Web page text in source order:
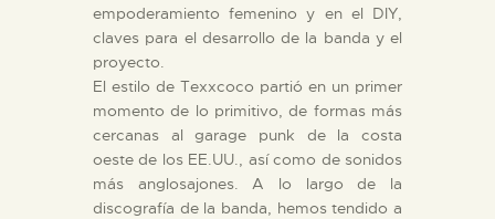
empoderamiento femenino y en el DIY,
claves para el desarrollo de la banda y el
proyecto.
El estilo de Texxcoco partió en un primer
momento de lo primitivo, de formas más
cercanas al garage punk de la costa
oeste de los EE.UU., así como de sonidos
más anglosajones. A lo largo de la
discografía de la banda, hemos tendido a